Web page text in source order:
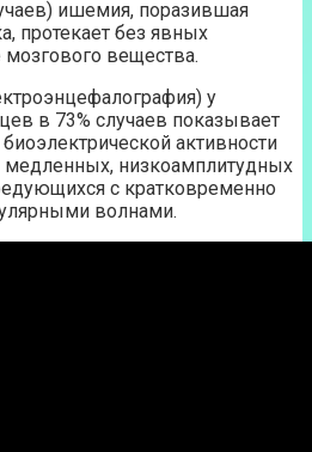
ишемия, поразившая
протекает без явных
мозгового вещества.
у
в 73% случаев показывает
активности
медленных, низкоамплитудных
с кратковременно
волнами.